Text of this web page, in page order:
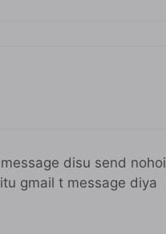
disu send
gmail t message diya